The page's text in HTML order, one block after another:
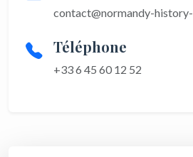
contact@normandy-
Téléphone
+33 6 45 60 12 52